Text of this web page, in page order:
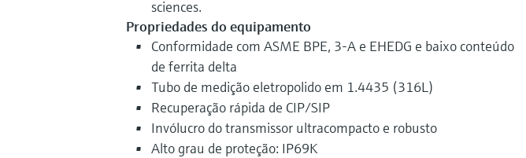
sciences.
Propriedades do equipamento
Conformidade com ASME BPE, 3-A e EHEDG e baixo conteúdo
de ferrita delta
Tubo de medição eletropolido em 1.4435 (316L)
Recuperação rápida de CIP/SIP
Invólucro do transmissor ultracompacto e robusto
Alto grau de proteção: IP69K